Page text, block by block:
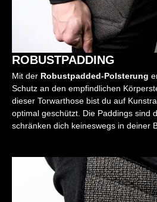
ROBUSTPADDING
Mit der Robustpadded-Polsterung
Schutz an den empfindlichen
dieser Torwarthose bist du auf
optimal geschützt. Die Paddings sind
schränken dich keineswegs in deiner